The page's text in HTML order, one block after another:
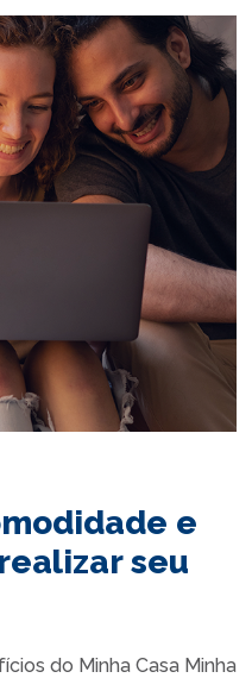
e
seu
do Minha Casa Minha